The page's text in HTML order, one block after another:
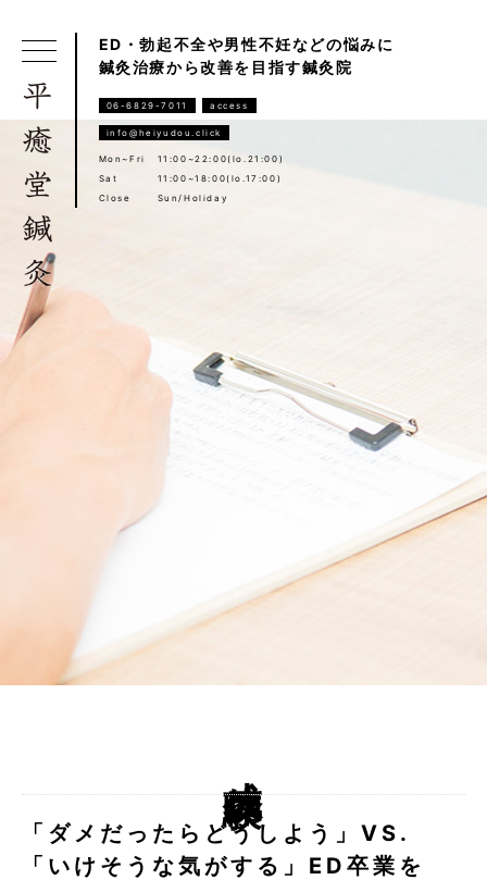
ED・勃起不全や男性不妊などの悩みに
鍼灸治療から改善を目指す鍼灸院
06-6829-7011 access
info@heiyudou.click
Mon~Fri
11:00~22:00(lo.21:00)
Sat
11:00~18:00(lo.17:00)
Close
Sun/Holiday
「ダメだったらどうしよう」VS.
「いけそうな気がする」ED卒業を